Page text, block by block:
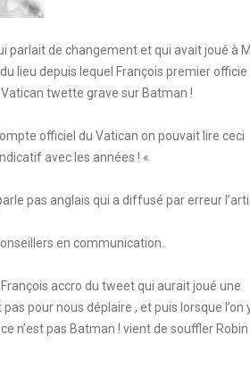
parlait de changement et qui avait joué à
lieu depuis lequel François premier officie
twette grave sur Batman !
officiel du Vatican on pouvait lire ceci
avec les années ! «
pas anglais qui a diffusé par erreur
en communication.
accro du tweet qui aurait joué une
pour nous déplaire , et puis lorsque l’on
n’est pas Batman ! vient de souffler Robin